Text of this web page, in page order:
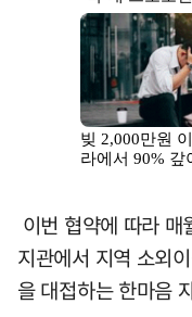
이번 협약에 따라
지관에서 지역 소외
을 대접하는 한마음